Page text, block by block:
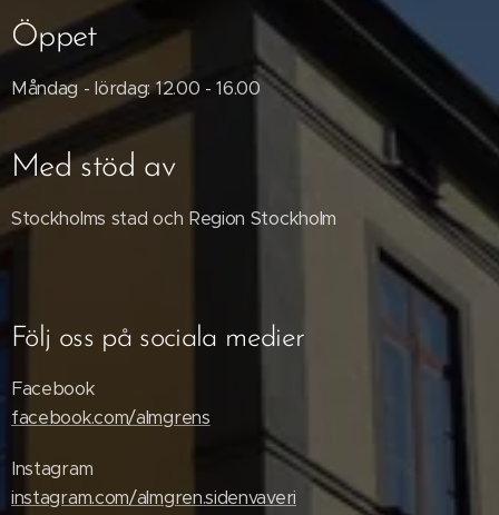
Öppet
Måndag - lördag: 12.00 - 16.00
Med stöd av
Stockholms stad och Region Stockholm
Följ oss på sociala medier
Facebook
facebook.com/almgrens
Instagram
instagram.com/almgren.sidenvaveri